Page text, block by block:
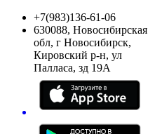
+7(983)136-61-06
630088, Новосибирская
обл, г Новосибирск,
Кировский р-н, ул
Палласа, зд 19А